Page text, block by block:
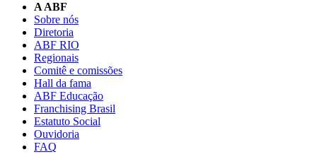
A ABF
Sobre nós
Diretoria
ABF RIO
Regionais
Comitê e comissões
Hall da fama
ABF Educação
Franchising Brasil
Estatuto Social
Ouvidoria
FAQ